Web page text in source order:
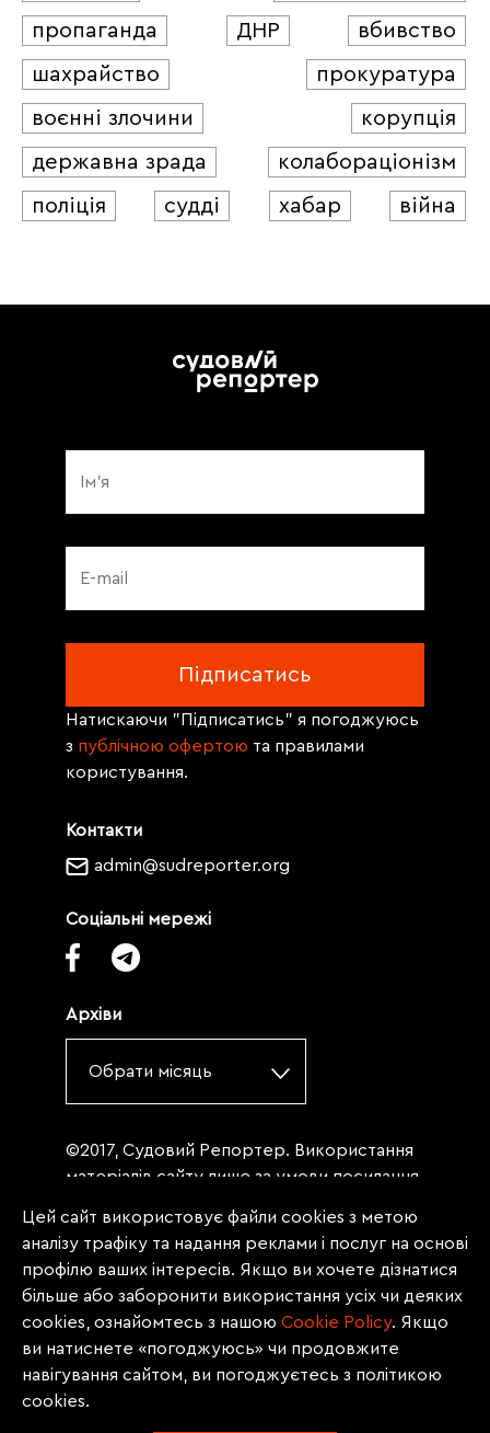
пропаганда
ДНР
вбивство
шахрайство
прокуратура
воєнні злочини
корупція
державна зрада
колабораціонізм
поліція
судді хабар війна
Контакти
admin@sudreporter.org
Соціальні мережі
Архіви
Обрати місяць
Натискаючи "Підписатись" я погоджуюсь
з публічною офертою та правилами
користування.
©2017, Судовий Репортер. Використання
матеріалів сайту лише за умови посилання
«Судовий репортер» не нижче третього
абзацу. Матеріали, щодо яких міститься
заборона на повну републікацію
(передрук, копіювання, відтворення або
інше використання), заборонено
передруковувати без згоди редакції.
Матеріали з позначкою PROMOTED, ЗА
Цей сайт використовує файли cookies з метою
аналізу трафіку та надання реклами і послуг на основі
профілю ваших інтересів. Якщо ви хочете дізнатися
більше або заборонити використання усіх чи деяких
cookies, ознайомтесь з нашою Сookie Policy. Якщо
ви натиснете «погоджуюсь» чи продовжите
навігування сайтом, ви погоджуєтесь з політикою
cookies.